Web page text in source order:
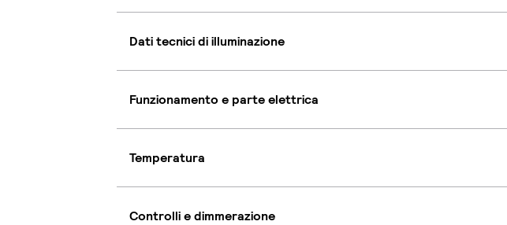
Dati tecnici di illuminazione
Funzionamento e parte elettrica
Temperatura
Controlli e dimmerazione